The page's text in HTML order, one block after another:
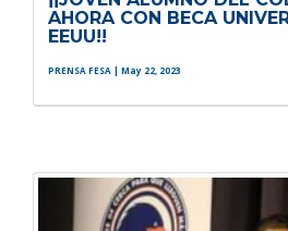
AHORA CON BECA
EEUU!!
PRENSA FESA | May 22, 2023